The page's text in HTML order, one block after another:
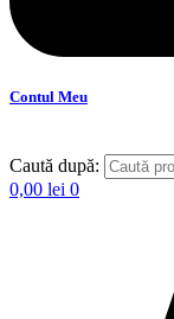
Contul Meu
Caută după:
0,00 lei 0